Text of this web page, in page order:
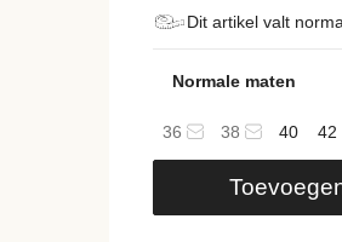
Dit artikel valt
Normale maten
36 38 40 42